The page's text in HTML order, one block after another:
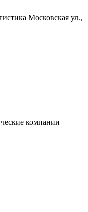
Московская ул.,
компании